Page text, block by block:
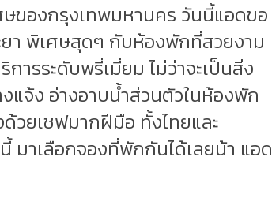
ของกรุงเทพมหานคร วันนี้แอดขอ
ยา พิเศษสุดๆ กับห้องพักที่สวยงาม
ารระดับพรี่เมี่ยม ไม่ว่าจะเป็นสิ่ง
แจ้ง อ่างอาบน้ำส่วนตัวในห้องพัก
วยเชฟมากฝีมือ ทั้งไทยและ
มาเลือกจองที่พักกันได้เลยน้า แอด